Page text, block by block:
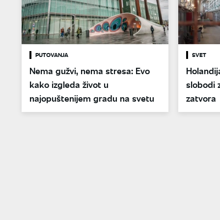
PUTOVANJA
Nema gužvi, nema stresa: Evo
kako izgleda život u
najopuštenijem gradu na svetu
SVET
slobodi
zatvora